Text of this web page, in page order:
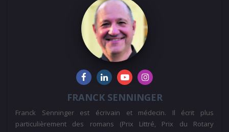
FRANCK SENNINGER
Franck Senninger est écrivain et médecin. Il écrit plus
particulièrement des romans (Prix Littré, Prix du Rotary